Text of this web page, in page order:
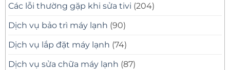
Các lỗi thường gặp khi sửa tivi (204)
Dịch vụ bảo trì máy lạnh (90)
Dịch vụ lắp đặt máy lạnh (74)
Dịch vụ sửa chữa máy lạnh (87)